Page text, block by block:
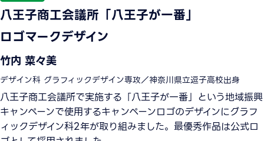
八王子商工会議所「八王子が一番」
ロゴマークデザイン
竹内 菜々美
デザイン科 グラフィックデザイン専攻／神奈川県立逗子高校出身
八王子商工会議所で実施する「八王子が一番」という地域振興
キャンペーンで使用するキャンペーンロゴのデザインにグラフ
ィックデザイン科2年が取り組みました。最優秀作品は公式ロ